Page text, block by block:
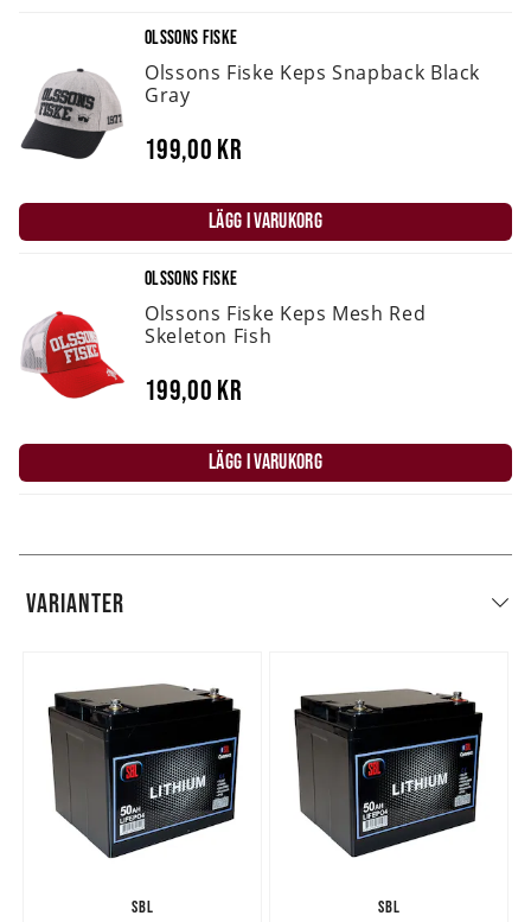
OLSSONS FISKE
Olssons Fiske Keps Snapback Black
Gray
199,00 kr
LÄGG I VARUKORG
OLSSONS FISKE
Olssons Fiske Keps Mesh Red
Skeleton Fish
199,00 kr
LÄGG I VARUKORG
VARIANTER
SBL SBL